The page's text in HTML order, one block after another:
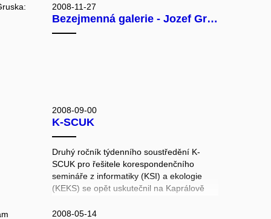
informatiky a byly zakončené výraznou
pohybovou aktivitou v Lužánkách.
různých oblastech, udělat si s kamarády
zajímavý výlet po Brně a v neposlední řadě
také poměřit svoje síly s dalšími týmy.
2008-11-27
Bezejmenná galerie - Jozef Gruska: Fotografie z cest
2008-09-00
K-SCUK
Druhý ročník týdenního soustředění K-
SCUK pro řešitele korespondenčního
semináře z informatiky (KSI) a ekologie
(KEKS) se opět uskutečnil na Kaprálově
přednášek i zážitkového programu
2008-05-14